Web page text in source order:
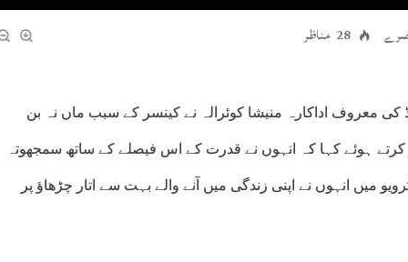
28 مناظر
کی معروف اداکارہ منیشا کوئرالہ نے کینسر کے سبب ماں نہ بن
ہوئے کہا کہ انہوں نے قدرت کے اس فیصلے کے ساتھ سمجھوتہ
میں انہوں نے اپنی زندگی میں آنے والے بہت سے اتار چڑھاﺅ پر